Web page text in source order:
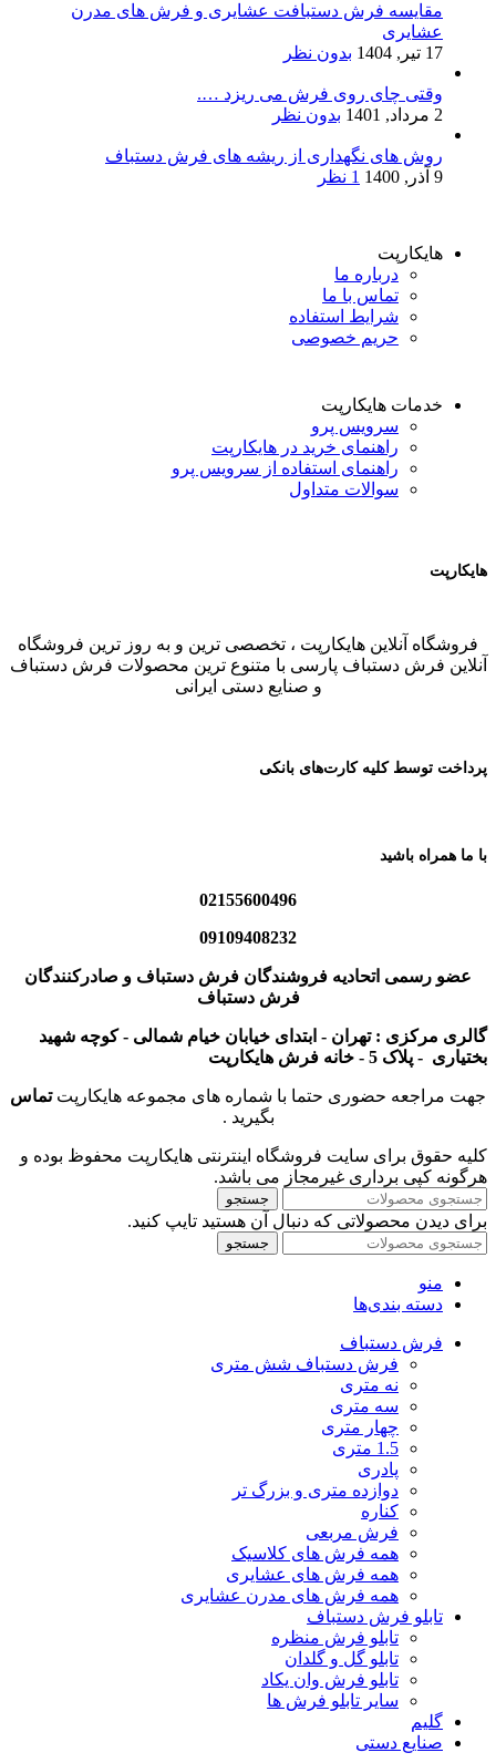
مقایسه فرش دستبافت عشایری و فرش های مدرن
عشایری
17 تیر, 1404
بدون نظر
وقتی چای روی فرش می ریزد ….
2 مرداد, 1401
بدون نظر
روش های نگهداری از ریشه های فرش دستباف
9 آذر, 1400
1 نظر
هایکارپت
درباره ما
تماس با ما
شرایط استفاده
حریم خصوصی
خدمات هایکارپت
سرویس پرو
راهنمای خرید در هایکارپت
راهنمای استفاده از سرویس پرو
سوالات متداول
هایکارپت
فروشگاه آنلاین هایکارپت ، تخصصی ترین و به روز ترین فروشگاه
آنلاین فرش دستباف پارسی با متنوع ترین محصولات فرش دستباف
و صنایع دستی ایرانی
پرداخت توسط کلیه کارت‌های بانکی
با ما همراه باشید
02155600496
09109408232
عضو رسمی اتحادیه فروشندگان فرش دستباف و صادرکنندگان
فرش دستباف
گالری مرکزی : تهران - ابتدای خیابان خیام شمالی - کوچه شهید
بختیاری - پلاک 5 - خانه فرش هایکارپت
جهت مراجعه حضوری حتما با شماره های مجموعه هایکارپتتماس
بگیرید .
کلیه حقوق برای سایت فروشگاه اینترنتی هایکارپت محفوظ بوده و
هرگونه کپی برداری غیرمجاز می باشد.
جستجو
برای دیدن محصولاتی که دنبال آن هستید تایپ کنید.
جستجو
منو
دسته بندی‌ها
فرش دستباف
فرش دستباف شش متری
نه متری
سه متری
چهار متری
1.5 متری
پادری
دوازده متری و بزرگ تر
کناره
فرش مربعی
همه فرش های کلاسیک
همه فرش های عشایری
همه فرش های مدرن عشایری
تابلو فرش دستباف
تابلو فرش منظره
تابلو گل و گلدان
تابلو فرش وان یکاد
سایر تابلو فرش ها
گلیم
صنایع دستی